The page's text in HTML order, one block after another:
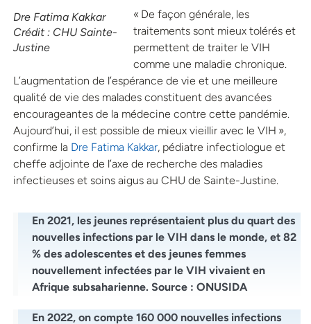
Dre Fatima Kakkar
Crédit : CHU Sainte-
Justine
« De façon générale, les
traitements sont mieux tolérés et
permettent de traiter le VIH
comme une maladie chronique.
L’augmentation de l’espérance de vie et une meilleure
qualité de vie des malades constituent des avancées
encourageantes de la médecine contre cette pandémie.
Aujourd’hui, il est possible de mieux vieillir avec le VIH »,
confirme la Dre Fatima Kakkar, pédiatre infectiologue et
cheffe adjointe de l’axe de recherche des maladies
infectieuses et soins aigus au CHU de Sainte-Justine.
En 2021, les jeunes représentaient plus du quart des
nouvelles infections par le VIH dans le monde, et 82
% des adolescentes et des jeunes femmes
nouvellement infectées par le VIH vivaient en
Afrique subsaharienne. Source : ONUSIDA
En 2022, on compte 160 000 nouvelles infections